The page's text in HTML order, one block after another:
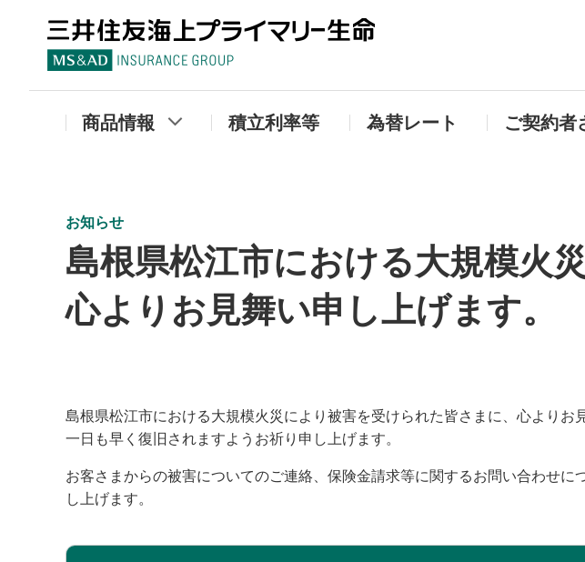
三井住友海上
商品情報 積立利率等 為替レート ご契約者
お知らせ
島根県松江市における大規模火
心よりお見舞い申し上げます。
島根県松江市における大規模火災により被害を受けられた皆さまに、心よりお
一日も早く復旧されますようお祈り申し上げます。
お客さまからの被害についてのご連絡、保険金請求等に関するお問い合わせ
し上げます。